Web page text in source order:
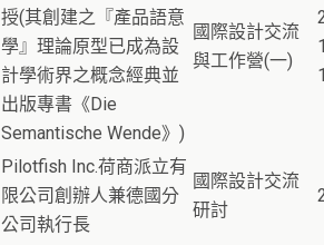
授(其創建之『產品語意
學』理論原型已成為設
計學術界之概念經典並
出版專書《Die
Semantische Wende》)
國際設計交流
與工作營(一)
Pilotfish Inc.荷商派立有
限公司創辦人兼德國分
公司執行長
國際設計交流
研討